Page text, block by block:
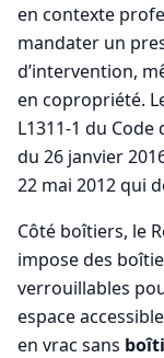
en contexte
mandater un
d’intervention,
en copropriété.
L1311-1 du Code
du 26 janvier
22 mai 2012 qui
Côté boîtiers, le
impose des
verrouillables
espace
en vrac sans